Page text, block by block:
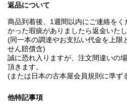
返品について
商品到着後、1週間以内にご連絡を
かった瑕疵がありましたら返金いたし
(同一本の調達やお支払い代金を上限
せん賠償含)
誠に恐れ入りますが、注文間違いの
頂きます。
(または日本の古本屋会員規則に準ず
他特記事項